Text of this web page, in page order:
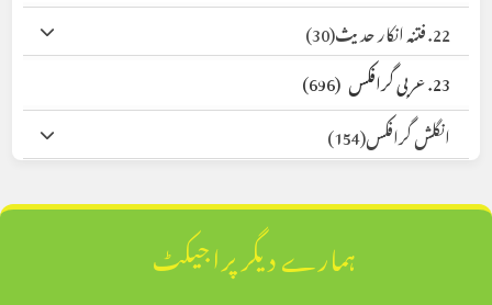
22. فتنہ انکار حدیث
(30)
23. عربی گرافکس
(696)
انگلش گرافکس(154)
ہمارے دیگر پراجیکٹ